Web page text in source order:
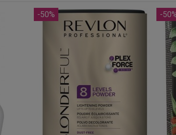
-50% -